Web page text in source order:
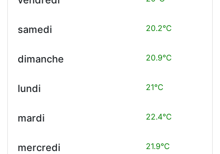
samedi 20.2°C
dimanche 20.9°C
lundi 21°C
mardi 22.4°C
mercredi 21.9°C